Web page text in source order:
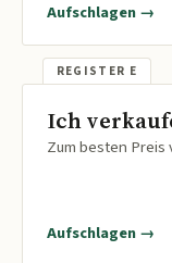
Aufschlagen →
Ich
Zum besten Preis
Aufschlagen →